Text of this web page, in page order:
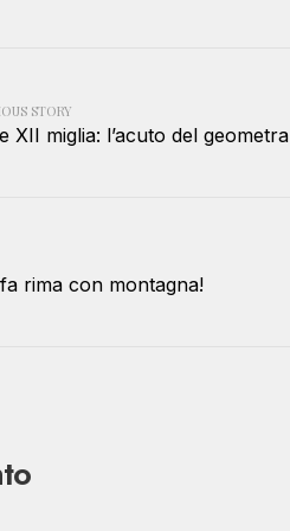
STORY
XII miglia: l’acuto del geometra
rima con montagna!